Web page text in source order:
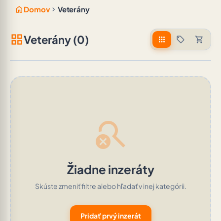
home Domov chevron_right Veterány
grid_viewVeterány (0) apps sell shopping_cart
search_off
Žiadne inzeráty
Skúste zmeniť filtre alebo hľadať v inej kategórii.
Pridať prvý inzerát